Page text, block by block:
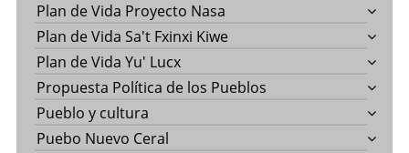
Plan de Vida Proyecto Nasa
Plan de Vida Sa't Fxinxi Kiwe
Plan de Vida Yu' Lucx
Propuesta Política de los Pueblos
Pueblo y cultura
Puebo Nuevo Ceral